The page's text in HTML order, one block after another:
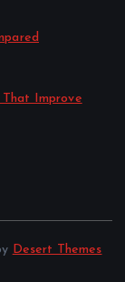
That Improve
Desert Themes